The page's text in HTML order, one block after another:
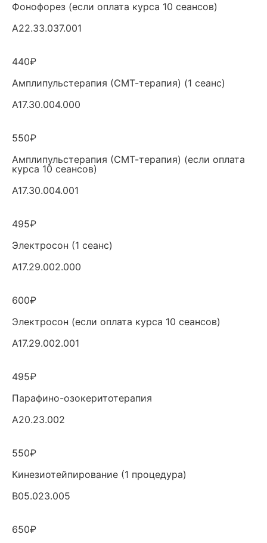
Фонофорез (если оплата курса 10 сеансов)
А22.33.037.001
440₽
Амплипульстерапия (СМТ-терапия) (1 сеанс)
A17.30.004.000
550₽
Амплипульстерапия (СМТ-терапия) (если оплата
курса 10 сеансов)
A17.30.004.001
495₽
Электросон (1 сеанс)
A17.29.002.000
600₽
Электросон (если оплата курса 10 сеансов)
A17.29.002.001
495₽
Парафино-озокеритотерапия
A20.23.002
550₽
Кинезиотейпирование (1 процедура)
B05.023.005
650₽